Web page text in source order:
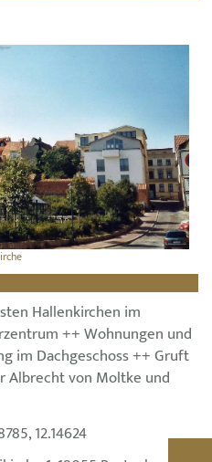
Hallenkirchen im
++ Wohnungen und
im Dachgeschoss ++ Gruft
Albrecht von Moltke und
12.14624